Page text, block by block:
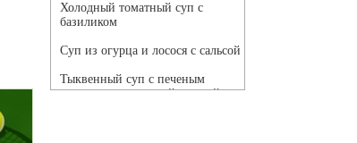
Холодный томатный суп с
базиликом
Суп из огурца и лосося с сальсой
Тыквенный суп с печеным
чесноком и томатной сальсой